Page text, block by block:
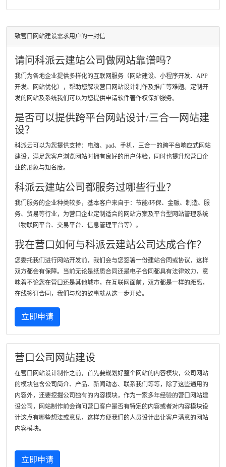
致营口网站建设需求用户的一封信
请问科派云建站公司做网站靠谱吗？
我们为各地企业提供多样化的互联网服务（网站建设、小程序开发、APP
开发、网站优化），帮助您解决营口网站设计制作及推广等难题。定制开
发的网站及系统我们可以为您提供申请软件著作权保护服务。
是否可以提供跨平台网站设计/三合一网站建
设？
科派云可以为您提供支持：电脑、pad、手机，三合一的跨平台响应式网站
建设，满足您客户浏览网站时拥有良好的用户体验，同时也提升您营口企
业的形象与知名度。
科派云建站公司都服务过哪些行业？
我们服务的企业种类较多，基本客户来自于：节能/环保、金融、制造、服
务、贸易等行业，为营口企业定制适合的网站方案及平台型网站管理系统
（物联网平台、交易平台、信息管理平台等）。
我在营口如何与科派云建站公司达成合作？
您委托我们进行网站开发前，我们会与您签署一份建站合同或协议，这样
双方都会有保障。当前无论是纸质合同还是电子合同都具有法律效力，意
味着不论您在营口还是其他城市，在互联网面前，双方都是一样的距离，
在线签订合同，我们与您的故事就从这一步开始。
立即申请
营口公司网站建设
在营口网站设计制作之前，首先要规划好整个网站的内容模块，公司网站
的模块包含公司简介、产品、新闻动态、联系我们等等，除了这些通用的
内容外，还要挖掘公司独有的内容模块，作为一家多年经验的营口网站建
设公司，网站制作前会询问营口客户是否有特定的内容或者对内容模块设
计这点有哪些想法或意见，这样方便我们的人员设计出让客户满意的网站
内容模块。
立即申请